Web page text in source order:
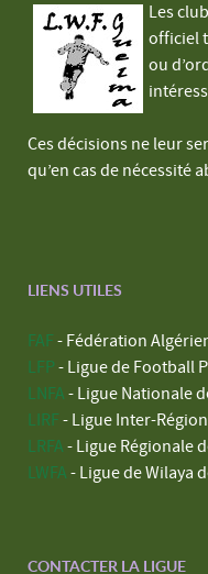
Les
officiel
ou
Ces décisions ne leur
qu’en cas de nécessité
LIENS UTILES
FAF - Fédération
LFP - Ligue de Football
LNFA - Ligue Nationale
LIRF - Ligue Inter-
LRFA - Ligue Régionale
LWFA - Ligue de Wilaya
CONTACTER LA LIGUE